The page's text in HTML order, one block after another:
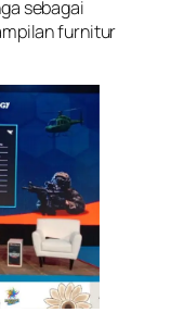
sebagai
furnitur